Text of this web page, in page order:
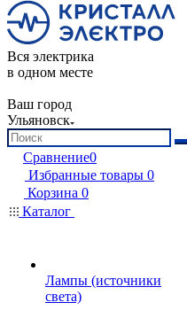
Вся электрика
в одном месте
Ваш город
Ульяновск
Сравнение0
Избранные товары 0
Корзина 0
Каталог
Лампы (источники
света)